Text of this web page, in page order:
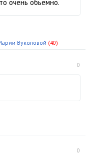
очень обьемно.
Вуколовой (40)
0
0